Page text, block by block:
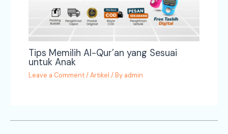
Tips Memilih Al-Qur’an yang Sesuai
untuk Anak
Leave a Comment /Artikel / By admin